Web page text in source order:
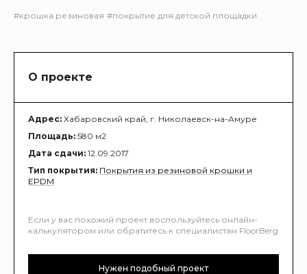
#крошка резиновая #покрытие для детской площадки
О проекте
Адрес: Хабаровский край, г. Николаевск-на-Амуре
Площадь: 580 м2
Дата сдачи: 12.09.2017
Тип покрытия: Покрытия из резиновой крошки и
EPDM
Если у вас похожий проект воспользуйтесь онлайн-
калькулятором или обратитесь к специалистам FloorBerg
Нужен подобный проект